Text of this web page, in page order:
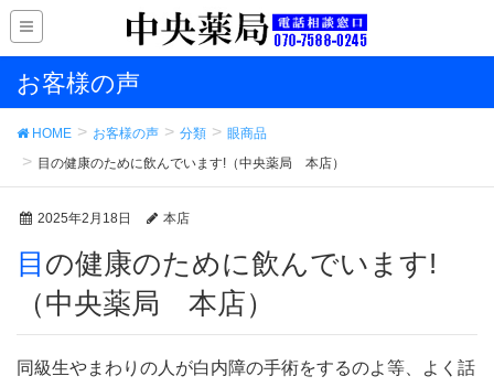
お客様の声
HOME お客様の声 分類
眼商品
目の健康のために飲んでいます!（中央薬局 本店）
2025年2月18日 本店
目の健康のために飲んでいます!
（中央薬局 本店）
同級生やまわりの人が白内障の手術をするのよ等、よく話